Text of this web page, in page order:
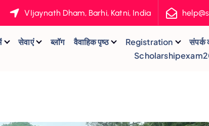
VIjaynath Dham, Barhi, Katni, India
सेवाएं ब्लॉग वैवाहिक पृष्ठ Registration
संपर्क